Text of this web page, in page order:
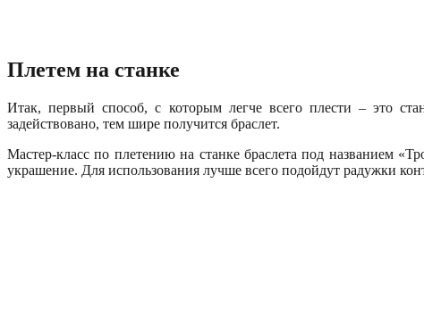
Плетем на станке
Итак, первый способ, с которым легче всего плести – это
задействовано, тем шире получится браслет.
Мастер-класс по плетению на станке браслета под названием
украшение. Для использования лучше всего подойдут радужки